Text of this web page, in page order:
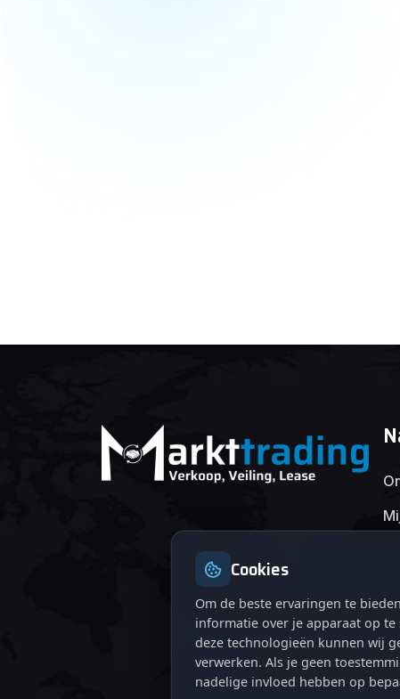
Cookies
Om de beste ervaringen te
informatie over je apparaat op
deze technologieën kunnen wij
verwerken. Als je geen
nadelige invloed hebben op